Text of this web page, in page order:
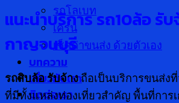
รถโลเบท
เครน
เช็คค่าขนส่ง ด้วยตัวเอง
บทความ
เกี่ยวกับเรา
ติดต่อเรา
แนะนำบริการ รถ10ล้อ รั
กาญจนบุรี
รถสิบล้อ รับจ้างถือเป็นบริการขนส่ง
ที่มีทั้งแหล่งท่องเที่ยวสำคัญ พื้นที่การ